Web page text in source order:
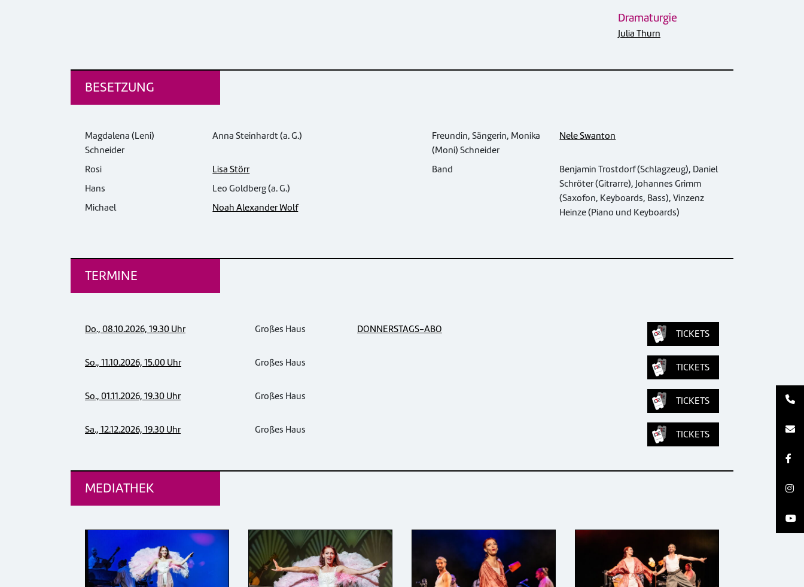
Dramaturgie
Julia Thurn
BESETZUNG
Magdalena (Leni)
Schneider
Anna Steinhardt (a. G.)
Rosi
Lisa Störr
Hans
Leo Goldberg (a. G.)
Michael
Noah Alexander Wolf
Freundin, Sängerin, Monika
(Moni) Schneider
Nele Swanton
Band
Benjamin Trostdorf (Schlagzeug), Daniel
Schröter (Gitrarre), Johannes Grimm
(Saxofon, Keyboards, Bass), Vinzenz
Heinze (Piano und Keyboards)
TERMINE
Do., 08.10.2026, 19.30 Uhr Großes Haus DONNERSTAGS-ABO TICKETS
So., 11.10.2026, 15.00 Uhr Großes Haus TICKETS
So., 01.11.2026, 19.30 Uhr Großes Haus TICKETS
Sa., 12.12.2026, 19.30 Uhr Großes Haus TICKETS
MEDIATHEK